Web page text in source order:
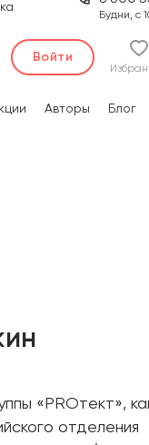
Будни, с
Войти
Авторы Блог
«PRОтект»,
отделения